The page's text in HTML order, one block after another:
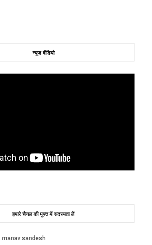
न्यूज़ वीडियो
हमारे चैनल की मुफ्त में सदस्यता लें